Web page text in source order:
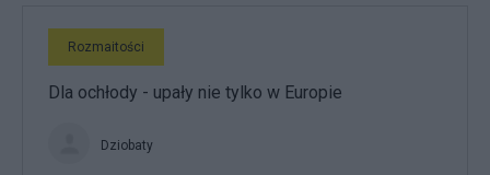
Rozmaitości
Dla ochłody - upały nie tylko w Europie
Dziobaty